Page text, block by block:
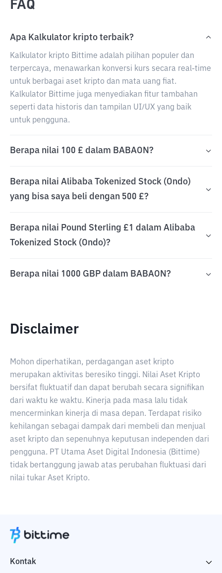
FAQ
Apa Kalkulator kripto terbaik?
Kalkulator kripto Bittime adalah pilihan populer dan
terpercaya, menawarkan konversi kurs secara real-time
untuk berbagai aset kripto dan mata uang fiat.
Kalkulator Bittime juga menyediakan fitur tambahan
seperti data historis dan tampilan UI/UX yang baik
untuk pengguna.
Berapa nilai 100 £ dalam BABAON?
Berapa nilai Alibaba Tokenized Stock (Ondo)
yang bisa saya beli dengan 500 £?
Berapa nilai Pound Sterling £1 dalam Alibaba
Tokenized Stock (Ondo)?
Berapa nilai 1000 GBP dalam BABAON?
Disclaimer
Mohon diperhatikan, perdagangan aset kripto
merupakan aktivitas beresiko tinggi. Nilai Aset Kripto
bersifat fluktuatif dan dapat berubah secara signifikan
dari waktu ke waktu. Kinerja pada masa lalu tidak
mencerminkan kinerja di masa depan. Terdapat risiko
kehilangan sebagai dampak dari membeli dan menjual
aset kripto dan sepenuhnya keputusan independen dari
pengguna. PT Utama Aset Digital Indonesia (Bittime)
tidak bertanggung jawab atas perubahan fluktuasi dari
nilai tukar Aset Kripto.
Kontak